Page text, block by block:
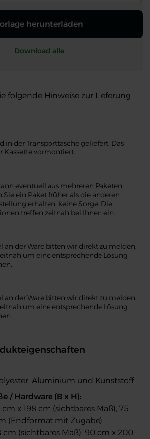
herunterladen
Download alle
folgende Hinweise zur Lieferung
in der Transporttasche geliefert. Das
Kassette vormontiert.
eventuell aus mehreren Paketen
Sie ein Paket früher als die anderen
erhalten, keine Sorge! Die
treffen zeitnah bei Ihnen ein.
an der Ware bitten wir direkt zu melden,
um eine entsprechende Lösung
an der Ware bitten wir direkt zu melden,
um eine entsprechende Lösung
Aluminium und Kunststoff
/ Hardware (B x H):
cm x 198 cm (sichtbares Maß), 75
(Endformat mit Zugabe)
cm (sichtbares Maß), 90 cm x 200